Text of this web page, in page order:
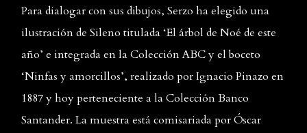
Para dialogar con sus dibujos, Serzo ha elegido una
ilustración de Sileno titulada ‘El árbol de Noé de este
año’ e integrada en la Colección ABC y el boceto
‘Ninfas y amorcillos’, realizado por Ignacio Pinazo en
1887 y hoy perteneciente a la Colección Banco
Santander. La muestra está comisariada por Óscar